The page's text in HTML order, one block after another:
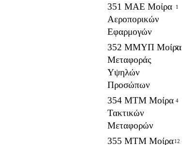
351 ΜΑΕ Μοίρα
Αεροπορικών
Εφαρμογών
1
352 ΜΜΥΠ Μοίρα
Μεταφοράς
Υψηλών
Προσώπων
2
354 ΜΤΜ Μοίρα
Τακτικών
Μεταφορών
4
355 ΜΤΜ Μοίρα12